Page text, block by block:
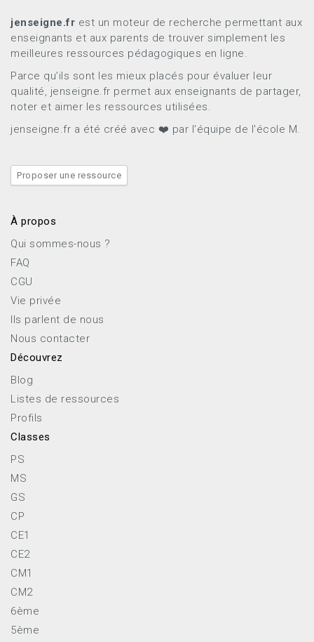
jenseigne.fr est un moteur de recherche permettant aux
enseignants et aux parents de trouver simplement les
meilleures ressources pédagogiques en ligne.
Parce qu’ils sont les mieux placés pour évaluer leur
qualité, jenseigne.fr permet aux enseignants de partager,
noter et aimer les ressources utilisées.
jenseigne.fr a été créé avec ❤️ par l'équipe de l'école M.
Proposer une ressource
À propos
Qui sommes-nous ?
FAQ
CGU
Vie privée
Ils parlent de nous
Nous contacter
Découvrez
Blog
Listes de ressources
Profils
Classes
PS
MS
GS
CP
CE1
CE2
CM1
CM2
6ème
5ème